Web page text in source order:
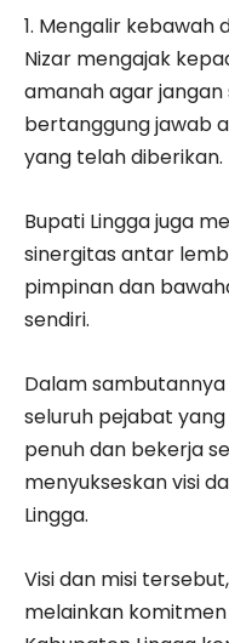
1. Mengalir
Nizar mengajak
amanah agar
bertanggung jawab
yang telah diberikan.
Bupati Lingga juga
sinergitas antar
pimpinan dan
sendiri.
Dalam
seluruh pejabat
penuh dan bekerja
menyukseskan visi
Lingga.
Visi dan misi
melainkan